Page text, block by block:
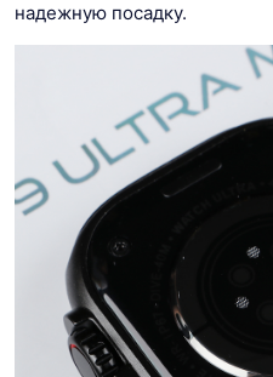
надежную посадку.